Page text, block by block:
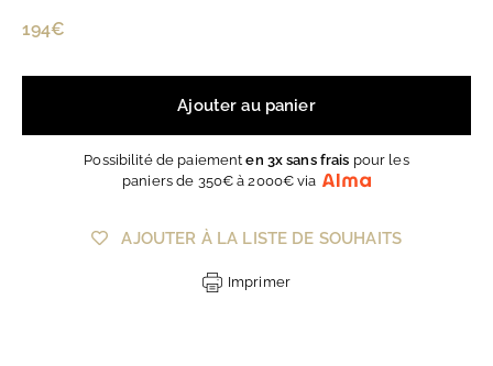
Prix
194€
Ajouter au panier
Possibilité de paiementen 3x sans frais pour les
paniers de 350€ à 2000€ via
AJOUTER À LA LISTE DE SOUHAITS
Imprimer